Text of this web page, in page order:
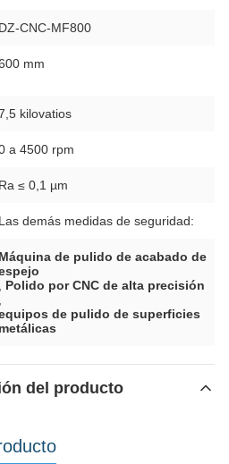
DZ-CNC-MF800
mm
kilovatios
a 4500 rpm
Ra ≤ 0,1 µm
Las demás medidas de seguridad:
Máquina de pulido de acabado de
Polido por CNC de alta precisión
de pulido de superficies
metálicas
del producto